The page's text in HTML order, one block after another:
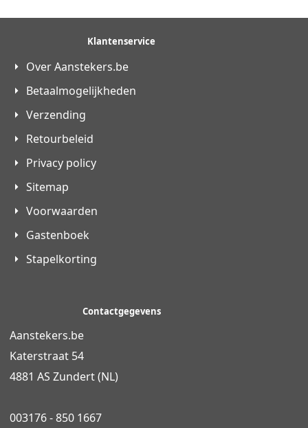
Klantenservice
Over Aanstekers.be
Betaalmogelijkheden
Verzending
Retourbeleid
Privacy policy
Sitemap
Voorwaarden
Gastenboek
Stapelkorting
Contactgegevens
Aanstekers.be
Katerstraat 54
4881 AS Zundert (NL)
003176 - 850 1667